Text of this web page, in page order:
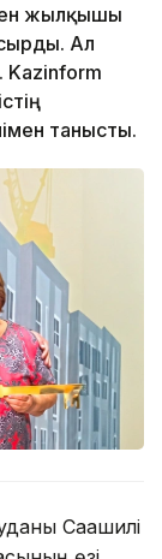
жылқышы
Ал
Kazinform
танысты.
Сағашилі